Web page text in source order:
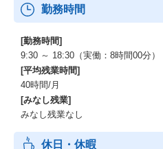
勤務時間
[勤務時間]
9:30 ～ 18:30（実働：8時間00分
[平均残業時間]
40時間/月
[みなし残業]
みなし残業なし
休日・休暇